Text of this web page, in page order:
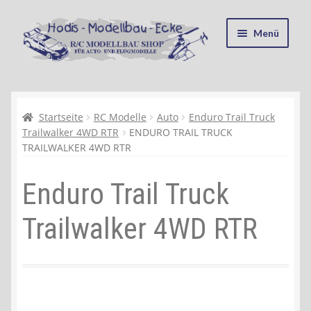
Zur
Navigation
springen
Zum
Inhalt
springen
Menü
Kasse
Mein Konto
Recycling, Entsorgung und Umwelt
Shop
Warenkorb
Startseite RC Modelle Auto
Enduro Trail Truck
Trailwalker 4WD RTR
ENDURO TRAIL TRUCK
TRAILWALKER 4WD RTR
Enduro Trail Truck
Trailwalker 4WD RTR